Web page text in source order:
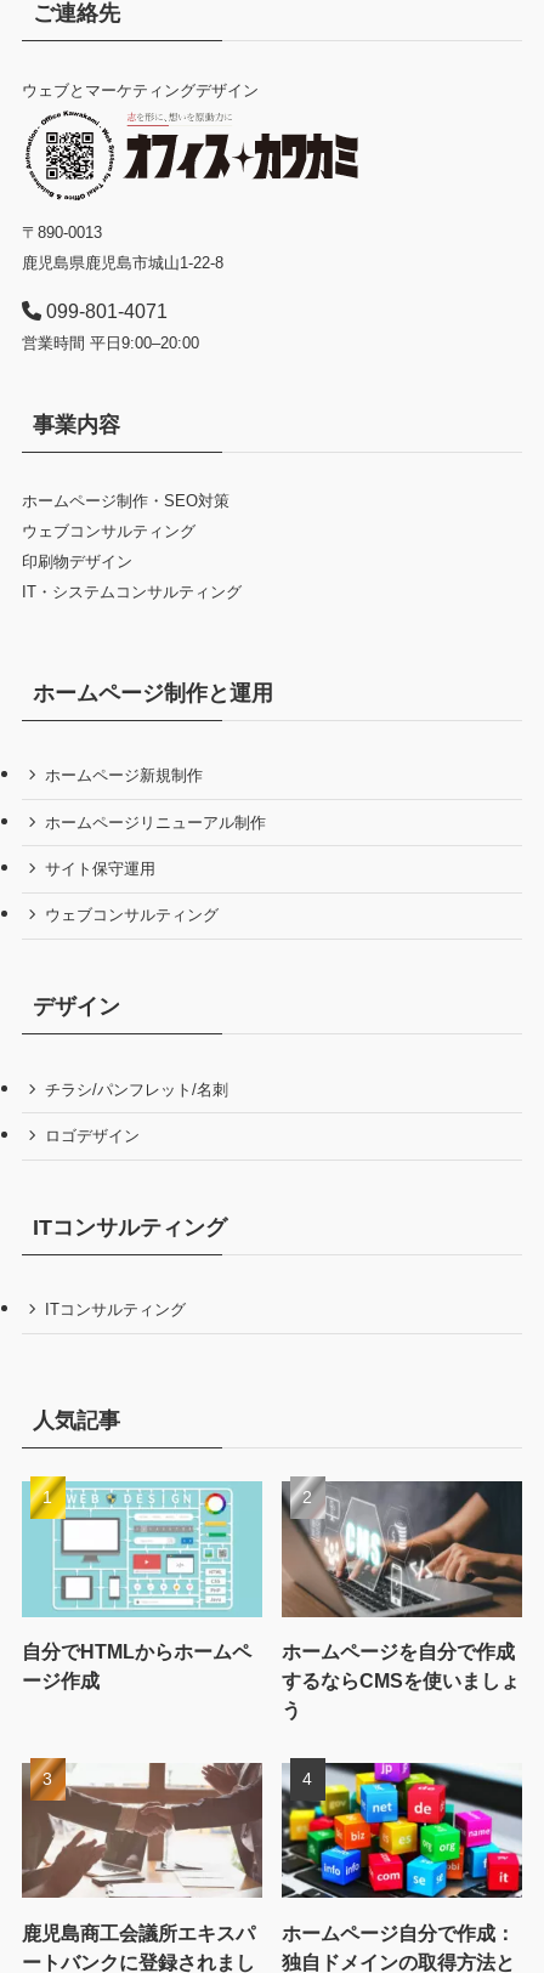
ご連絡先
ウェブとマーケティングデザイン
〒890-0013
鹿児島県鹿児島市城山1-22-8
099-801-4071
営業時間 平日9:00–20:00
事業内容
ホームページ制作・SEO対策
ウェブコンサルティング
印刷物デザイン
IT・システムコンサルティング
ホームページ制作と運用
ホームページ新規制作
ホームページリニューアル制作
サイト保守運用
ウェブコンサルティング
デザイン
チラシ/パンフレット/名刺
ロゴデザイン
ITコンサルティング
ITコンサルティング
人気記事
自分でHTMLからホームペ
ージ作成
ホームページを自分で作成
するならCMSを使いましょ
う
鹿児島商工会議所エキスパ
ートバンクに登録されまし
ホームページ自分で作成：
独自ドメインの取得方法と